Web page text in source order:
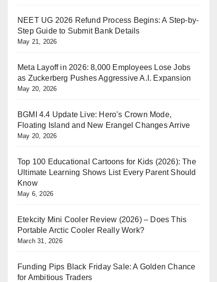
NEET UG 2026 Refund Process Begins: A Step-by-
Step Guide to Submit Bank Details
May 21, 2026
Meta Layoff in 2026: 8,000 Employees Lose Jobs
as Zuckerberg Pushes Aggressive A.I. Expansion
May 20, 2026
BGMI 4.4 Update Live: Hero’s Crown Mode,
Floating Island and New Erangel Changes Arrive
May 20, 2026
Top 100 Educational Cartoons for Kids (2026): The
Ultimate Learning Shows List Every Parent Should
Know
May 6, 2026
Etekcity Mini Cooler Review (2026) – Does This
Portable Arctic Cooler Really Work?
March 31, 2026
Funding Pips Black Friday Sale: A Golden Chance
for Ambitious Traders